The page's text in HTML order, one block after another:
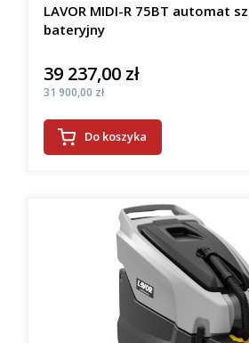
LAVOR MIDI-R 75BT automat
bateryjny
Cena
39 237,00 zł
Cena
31 900,00 zł
Do koszyka